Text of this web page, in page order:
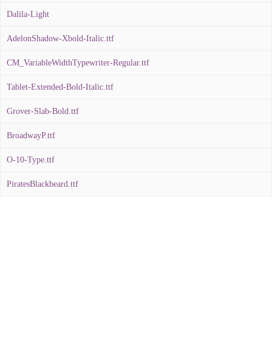
Dalila-Light
AdelonShadow-Xbold-Italic.ttf
CM_VariableWidthTypewriter-Regular.ttf
Tablet-Extended-Bold-Italic.ttf
Grover-Slab-Bold.ttf
BroadwayP.ttf
O-10-Type.ttf
PiratesBlackbeard.ttf